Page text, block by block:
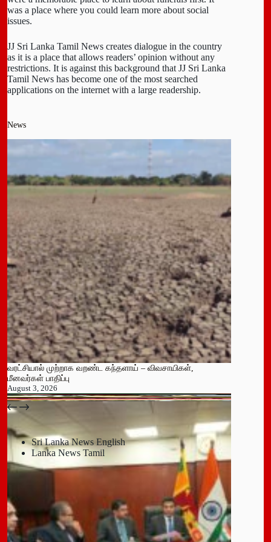
was a place where you could learn more about social
issues.
JJ Sri Lanka Tamil News creates dialogue in the country
as it is a place that allows readers’ opinion without any
restrictions. It is against this background that JJ Sri Lanka
Tamil News has become one of the most searched
applications on the internet with a large readership.
News
வரட்சியால் முற்றாக வறண்ட கந்தளாய் – விவசாயிகள்,
மீனவர்கள் பாதிப்பு
August 3, 2026
பதுளை மாநகர சபையின் NPP உறுப்பினர் திடீர் ராஜினாமா!
July 14, 2026
Sri Lanka News English
Lanka News Tamil